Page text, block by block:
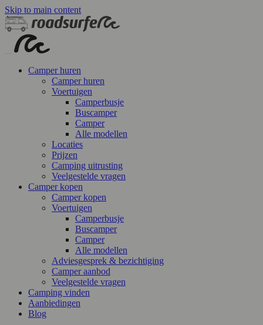
Skip to main content
Camper huren
Camper huren
Voertuigen
Camperbusje
Buscamper
Camper
Alle modellen
Locaties
Prijzen
Camping uitrusting
Veelgestelde vragen
Camper kopen
Camper kopen
Voertuigen
Camperbusje
Buscamper
Camper
Alle modellen
Adviesgesprek & bezichtiging
Camper aanbod
Veelgestelde vragen
Camping vinden
Aanbiedingen
Blog